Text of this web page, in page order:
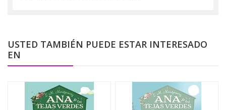
USTED TAMBIÉN PUEDE ESTAR INTERESADO
EN